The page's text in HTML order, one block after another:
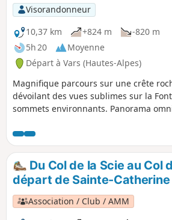
Visorandonneur
10,37 km
+824 m
-820 m
5h 20
Moyenne
Départ à Vars (Hautes-Alpes)
Magnifique parcours sur une crête
dévoilant des vues sublimes sur la
sommets environnants. Panorama
Du Col de la Scie au Col
départ de Sainte-Catherine
Association / Club / AMM